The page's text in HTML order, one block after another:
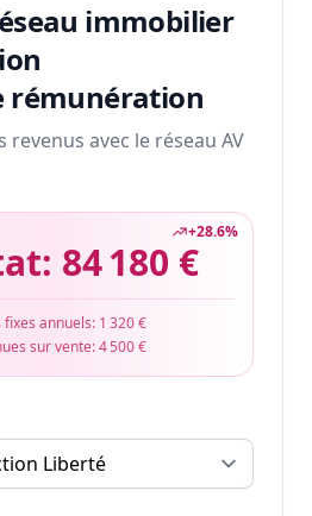
immobilier
rémunération
revenus avec le réseau AV
+28.6%
84 180 €
fixes annuels: 1 320 €
sur vente:4 500 €